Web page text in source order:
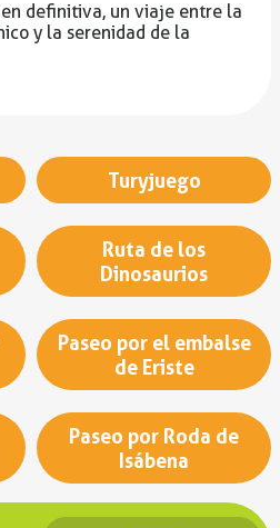
en definitiva, un viaje entre la
y la serenidad de la
Turyjuego
Ruta de los
Dinosaurios
Paseo por el embalse
de Eriste
Paseo por Roda de
Isábena